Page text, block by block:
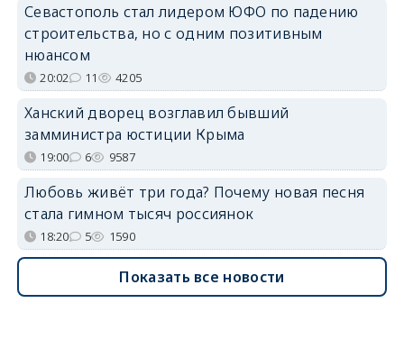
Севастополь стал лидером ЮФО по падению
строительства, но с одним позитивным
нюансом
20:02 11 4205
Ханский дворец возглавил бывший
замминистра юстиции Крыма
19:00 6 9587
Любовь живёт три года? Почему новая песня
стала гимном тысяч россиянок
18:20 5 1590
Показать все новости